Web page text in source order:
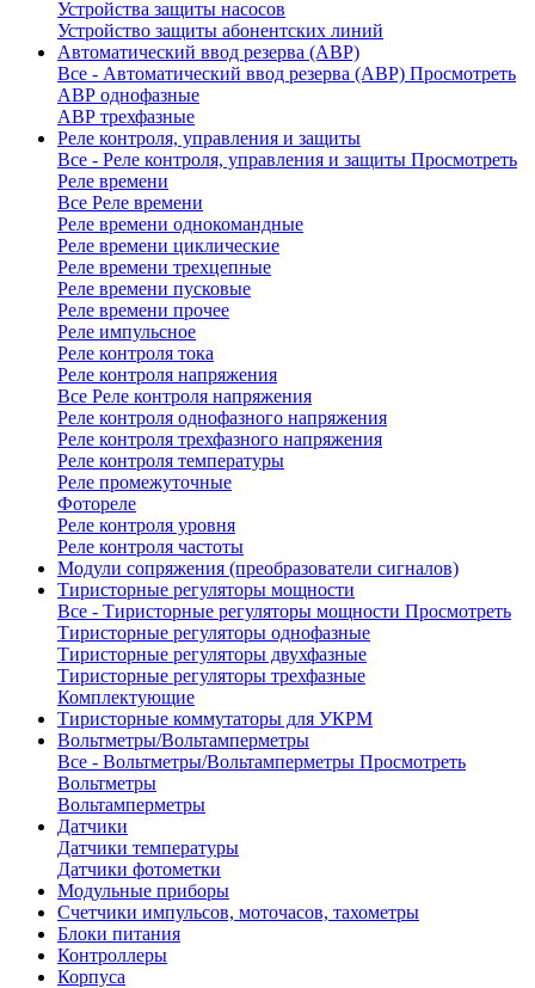
Устройства защиты насосов
Устройство защиты абонентских линий
Автоматический ввод резерва (АВР)
Все - Автоматический ввод резерва (АВР) Просмотреть
АВР однофазные
АВР трехфазные
Реле контроля, управления и защиты
Все - Реле контроля, управления и защиты Просмотреть
Реле времени
Все Реле времени
Реле времени однокомандные
Реле времени циклические
Реле времени трехцепные
Реле времени пусковые
Реле времени прочее
Реле импульсное
Реле контроля тока
Реле контроля напряжения
Все Реле контроля напряжения
Реле контроля однофазного напряжения
Реле контроля трехфазного напряжения
Реле контроля температуры
Реле промежуточные
Фотореле
Реле контроля уровня
Реле контроля частоты
Модули сопряжения (преобразователи сигналов)
Тиристорные регуляторы мощности
Все - Тиристорные регуляторы мощности Просмотреть
Тиристорные регуляторы однофазные
Тиристорные регуляторы двухфазные
Тиристорные регуляторы трехфазные
Комплектующие
Тиристорные коммутаторы для УКРМ
Вольтметры/Вольтамперметры
Все - Вольтметры/Вольтамперметры Просмотреть
Вольтметры
Вольтамперметры
Датчики
Датчики температуры
Датчики фотометки
Модульные приборы
Счетчики импульсов, моточасов, тахометры
Блоки питания
Контроллеры
Корпуса